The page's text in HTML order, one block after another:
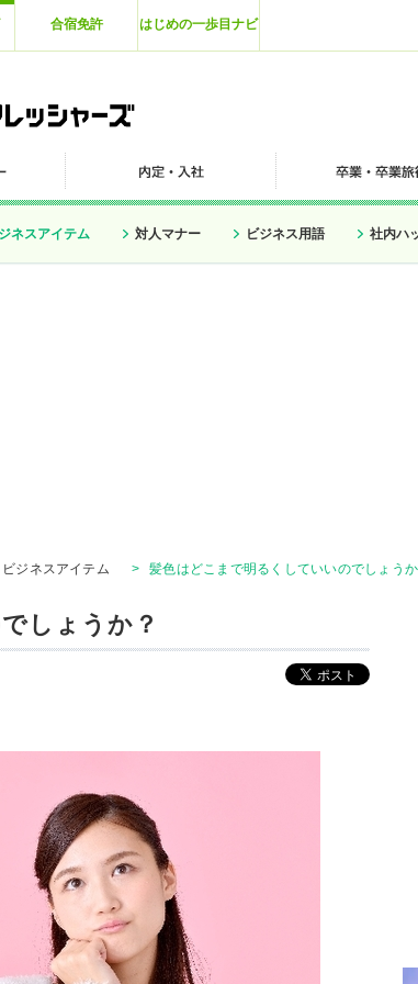
合宿免許 はじめの一歩目ナビ
ネスアイテム 対人マナー ビジネス用語 社内ハ
ジネスアイテム > 髪色はどこまで明るくしていいのでしょう
しょうか？